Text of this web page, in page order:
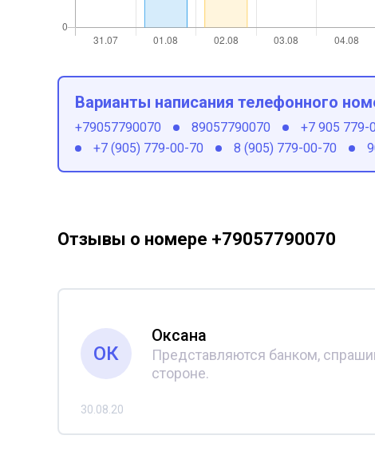
Варианты написания телефонного
+79057790070 89057790070 +7 905 779-
+7 (905) 779-00-70
8 (905) 779-00-70
Отзывы о номере +79057790070
ОК
Оксана
Представляются банком,
стороне.
30.08.20